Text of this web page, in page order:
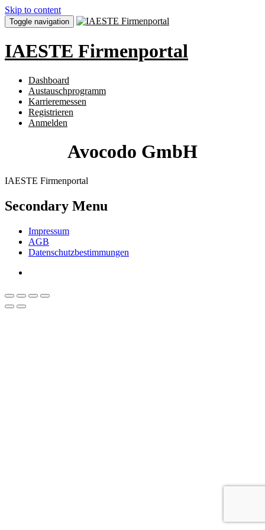
Skip to content
Toggle navigation
IAESTE Firmenportal
Dashboard
Austauschprogramm
Karrieremessen
Registrieren
Anmelden
Avocodo GmbH
IAESTE Firmenportal
Secondary Menu
Impressum
AGB
Datenschutzbestimmungen